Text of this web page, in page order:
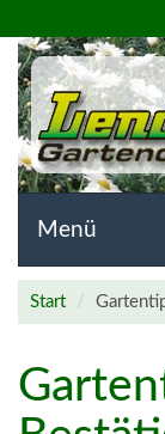
auf
der
von
Lenders
Menü
Start